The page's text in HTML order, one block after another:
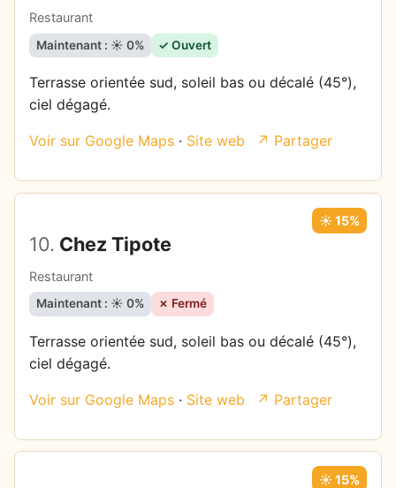
Restaurant
Maintenant : ☀️ 0% ✓ Ouvert
Terrasse orientée sud, soleil bas ou décalé (45°),
ciel dégagé.
Voir sur Google Maps · Site web ↗ Partager
10. Chez Tipote
Restaurant
☀️ 15%
Maintenant : ☀️ 0% ✗ Fermé
Terrasse orientée sud, soleil bas ou décalé (45°),
ciel dégagé.
Voir sur Google Maps · Site web ↗ Partager
☀️ 15%